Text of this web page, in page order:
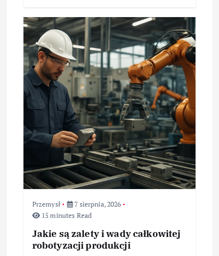
Przemysł
7 sierpnia, 2026
15 minutes Read
Jakie są zalety i wady całkowitej
robotyzacji produkcji